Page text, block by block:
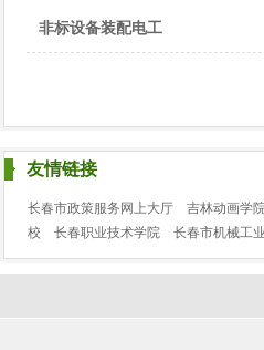
非标设备装配电工
友情链接
长春市政策服务网上大厅 吉林动画学
校
长春职业技术学院 长春市机械工